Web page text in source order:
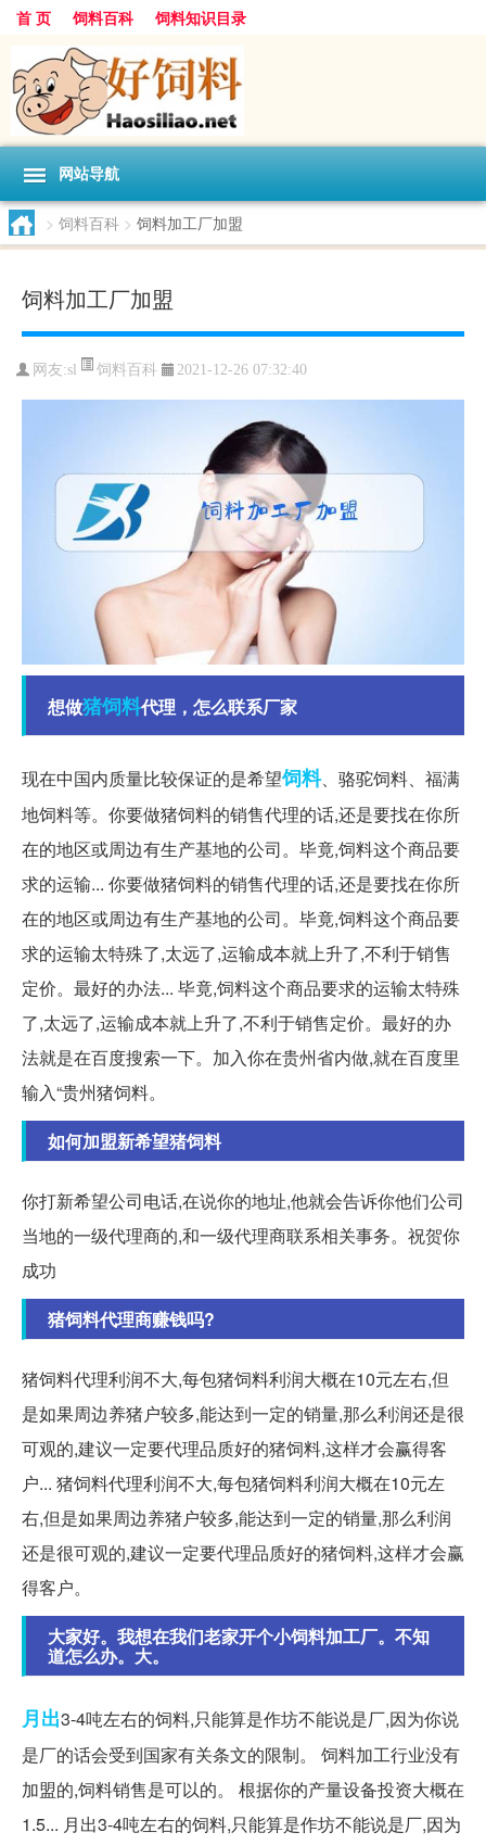
首 页 饲料百科 饲料知识目录
网站导航
> 饲料百科 > 饲料加工厂加盟
饲料加工厂加盟
网友:sl 饲料百科 2021-12-26 07:32:40
想做猪饲料代理，怎么联系厂家
现在中国内质量比较保证的是希望饲料、骆驼饲料、福满
地饲料等。你要做猪饲料的销售代理的话,还是要找在你所
在的地区或周边有生产基地的公司。毕竟,饲料这个商品要
求的运输... 你要做猪饲料的销售代理的话,还是要找在你所
在的地区或周边有生产基地的公司。毕竟,饲料这个商品要
求的运输太特殊了,太远了,运输成本就上升了,不利于销售
定价。最好的办法... 毕竟,饲料这个商品要求的运输太特殊
了,太远了,运输成本就上升了,不利于销售定价。最好的办
法就是在百度搜索一下。加入你在贵州省内做,就在百度里
输入“贵州猪饲料。
如何加盟新希望猪饲料
你打新希望公司电话,在说你的地址,他就会告诉你他们公司
当地的一级代理商的,和一级代理商联系相关事务。祝贺你
成功
猪饲料代理商赚钱吗?
猪饲料代理利润不大,每包猪饲料利润大概在10元左右,但
是如果周边养猪户较多,能达到一定的销量,那么利润还是很
可观的,建议一定要代理品质好的猪饲料,这样才会赢得客
户... 猪饲料代理利润不大,每包猪饲料利润大概在10元左
右,但是如果周边养猪户较多,能达到一定的销量,那么利润
还是很可观的,建议一定要代理品质好的猪饲料,这样才会赢
得客户。
大家好。我想在我们老家开个小饲料加工厂。不知
道怎么办。大。
月出3-4吨左右的饲料,只能算是作坊不能说是厂,因为你说
是厂的话会受到国家有关条文的限制。 饲料加工行业没有
加盟的,饲料销售是可以的。 根据你的产量设备投资大概在
1.5... 月出3-4吨左右的饲料,只能算是作坊不能说是厂,因为